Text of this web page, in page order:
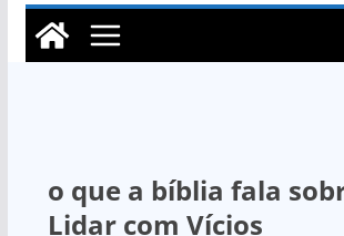
o que a bíblia fala
Lidar com Vícios